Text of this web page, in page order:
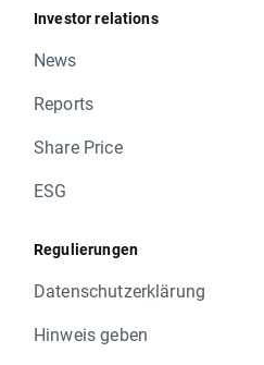
Investor relations
News
Reports
Share Price
ESG
Regulierungen
Datenschutzerklärung
Hinweis geben